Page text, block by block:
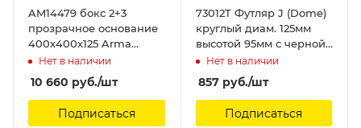
AM14479 бокс 2+3
прозрачное основание
400х400х125 Arma
Models
Нет в наличии
10 660 руб./шт
Подписаться
73012T Футляр J (Dome)
круглый диам. 125мм
высотой 95мм с черной
подставкой Tamiya
Нет в наличии
857руб./шт
Подписаться